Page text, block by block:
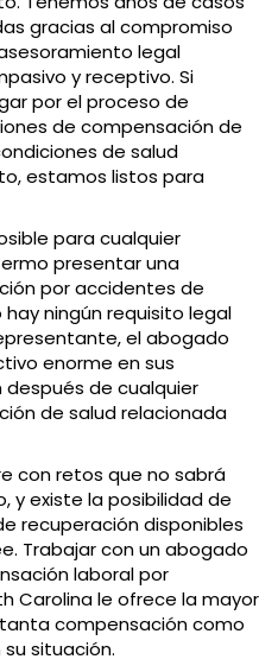
gracias al compromiso
legal
y receptivo. Si
por el proceso de
de compensación de
de salud
estamos listos para
para cualquier
presentar una
por accidentes de
ningún requisito legal
el abogado
enorme en sus
de cualquier
de salud relacionada
con retos que no sabrá
y existe la posibilidad de
recuperación disponibles
Trabajar con un abogado
laboral por
Carolina le ofrece la mayor
compensación como
situación.